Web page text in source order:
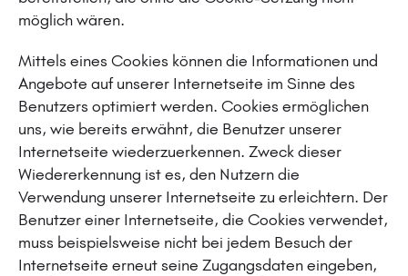
möglich wären.
Mittels eines Cookies können die Informationen und
Angebote auf unserer Internetseite im Sinne des
Benutzers optimiert werden. Cookies ermöglichen
uns, wie bereits erwähnt, die Benutzer unserer
Internetseite wiederzuerkennen. Zweck dieser
Wiedererkennung ist es, den Nutzern die
Verwendung unserer Internetseite zu erleichtern. Der
Benutzer einer Internetseite, die Cookies verwendet,
muss beispielsweise nicht bei jedem Besuch der
Internetseite erneut seine Zugangsdaten eingeben,